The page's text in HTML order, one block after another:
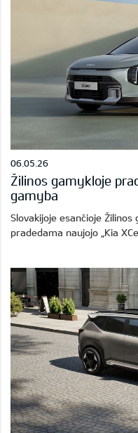
06.05.26
Žilinos gamykloje
gamyba
Slovakijoje esančioje
pradedama naujojo „Kia